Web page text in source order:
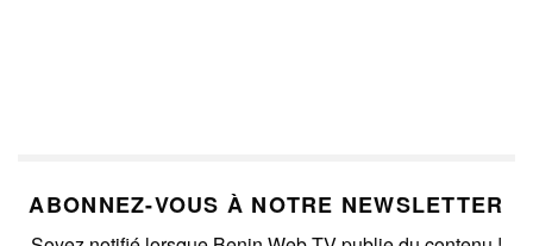
ABONNEZ-VOUS À NOTRE NEWSLETTER